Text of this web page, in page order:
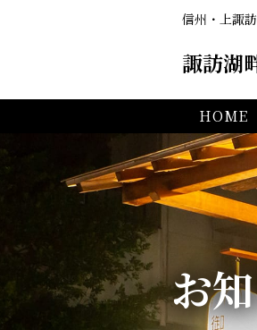
信州・上諏
諏訪湖
HOME
お